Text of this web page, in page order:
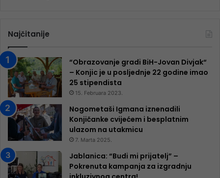
Najčitanije
“Obrazovanje gradi BiH-Jovan Divjak“
– Konjic je u posljednje 22 godine imao
25 ​​stipendista
15. Februara 2023.
Nogometaši Igmana iznenadili
Konjičanke cvijećem i besplatnim
ulazom na utakmicu
7. Marta 2025.
Jablanica: “Budi mi prijatelj” –
Pokrenuta kampanja za izgradnju